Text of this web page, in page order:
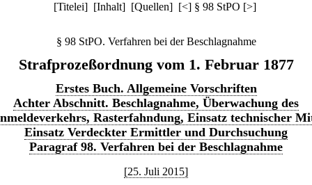
[Titelei] [Inhalt] [Quellen] [<] § 98 StPO [>]
§ 98 StPO. Verfahren bei der Beschlagnahme
Strafprozeßordnung vom 1. Februar 1877
Erstes Buch. Allgemeine Vorschriften
Achter Abschnitt. Beschlagnahme, Überwachung des
Rasterfahndung, Einsatz technischer
Einsatz Verdeckter Ermittler und Durchsuchung
Paragraf 98. Verfahren bei der Beschlagnahme
[25. Juli 2015]